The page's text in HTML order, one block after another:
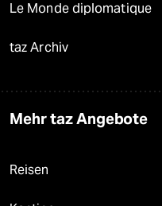
Le Monde diplomatique
taz Archiv
Mehr taz Angebote
Reisen